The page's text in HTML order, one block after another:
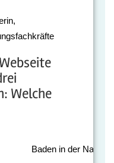
Welche
Baden in der Natur